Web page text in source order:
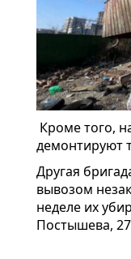
Кроме того,
демонтируют
Другая
вывозом
неделе их
Постышева,